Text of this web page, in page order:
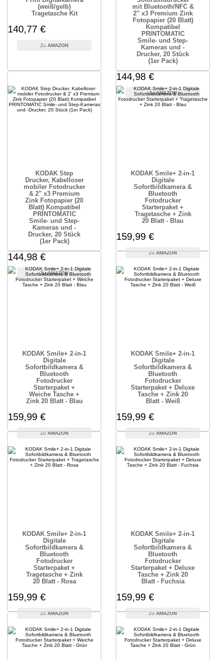
(weiß/gelb)
Tragetasche Kit
140,77 €
AMAZON
mit Bluetooth/NFC &
2" x3 Premium Zink
Fotopapier (20 Blatt)
Kompatibel
PRINTOMATIC
Smile- und Step-
Kameras und -
Drucker, 20 Stück
(1er Pack)
144,98 €
AMAZON
KODAK Step
Drucker, Kabelloser
mobiler Fotodrucker
& 2" x3 Premium
Zink Fotopapier (20
Blatt) Kompatibel
PRINTOMATIC
Smile- und Step-
Kameras und -
Drucker, 20 Stück
(1er Pack)
144,98 €
AMAZON
KODAK Smile+ 2-in-1
Digitale
Sofortbildkamera &
Bluetooth
Fotodrucker
Starterpaket +
Tragetasche + Zink
20 Blatt - Blau
159,99 €
AMAZON
KODAK Smile+ 2-in-1
Digitale
Sofortbildkamera &
Bluetooth
Fotodrucker
Starterpaket +
Weiche Tasche +
Zink 20 Blatt - Blau
159,99 €
AMAZON
KODAK Smile+ 2-in-1
Digitale
Sofortbildkamera &
Bluetooth
Fotodrucker
Starterpaket + Deluxe
Tasche + Zink 20
Blatt - Weiß
159,99 €
AMAZON
KODAK Smile+ 2-in-1
Digitale
Sofortbildkamera &
Bluetooth
Fotodrucker
Starterpaket +
Tragetasche + Zink
20 Blatt - Rosa
159,99 €
AMAZON
KODAK Smile+ 2-in-1
Digitale
Sofortbildkamera &
Bluetooth
Fotodrucker
Starterpaket + Deluxe
Tasche + Zink 20
Blatt - Fuchsia
159,99 €
AMAZON